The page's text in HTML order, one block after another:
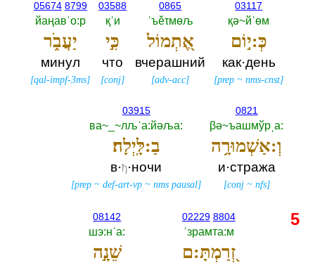
03117
қә~йˈөм
כְּ:י֣וֹם
как·день
[prep ~nms-cnst]
0865
ˈъěτмөљ
אֶ֭תְמוֹל
вчерашний
[adv-acc]
03588
қˈи
כִּ֣י
что
[conj]
05674 8799
йаңавˈо:р
יַעֲבֹ֑ר
минул
[qal-impf-3ms]
0821
βә~ъашмўрˌа:‎
וְ:אַשְׁמוּרָ֥ה
и·стража
[conj~ nfs]
03915
ва~_~лљˈа:йәља:‎
בַ:לָּֽיְלָה׃
в·ђ·ночи
[prep ~def-art-vp ~nms pausal]
02229 8804
ˈзрамта:м
זְ֭רַמְתָּ:ם
08142
шэ:нˈа:‎
שֵׁנָ֣ה
5